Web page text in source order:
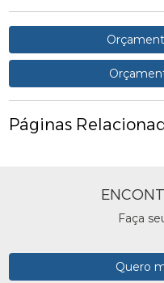
Páginas
Faça
Quero